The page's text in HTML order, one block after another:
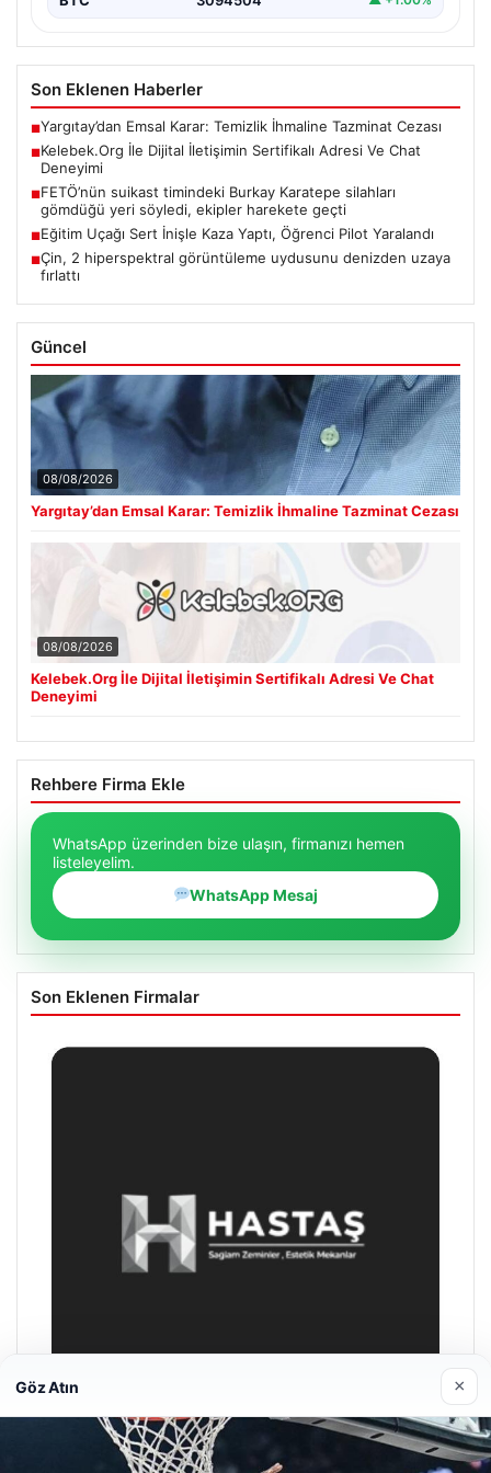
Son Eklenen Haberler
■Yargıtay’dan Emsal Karar: Temizlik İhmaline Tazminat Cezası
■Kelebek.Org İle Dijital İletişimin Sertifikalı Adresi Ve Chat
Deneyimi
■FETÖ’nün suikast timindeki Burkay Karatepe silahları
gömdüğü yeri söyledi, ekipler harekete geçti
■Eğitim Uçağı Sert İnişle Kaza Yaptı, Öğrenci Pilot Yaralandı
■Çin, 2 hiperspektral görüntüleme uydusunu denizden uzaya
fırlattı
Güncel
08/08/2026
Yargıtay’dan Emsal Karar: Temizlik İhmaline Tazminat Cezası
08/08/2026
Kelebek.Org İle Dijital İletişimin Sertifikalı Adresi Ve Chat
Deneyimi
Rehbere Firma Ekle
WhatsApp üzerinden bize ulaşın, firmanızı hemen
listeleyelim.
WhatsApp Mesaj
Son Eklenen Firmalar
Göz Atın ×